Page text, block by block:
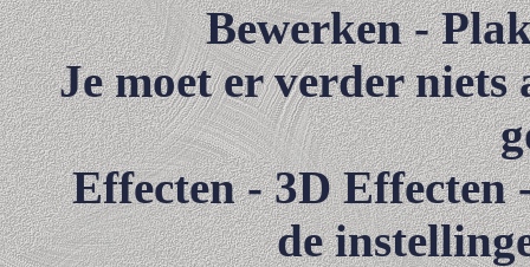
Bewerken -
Je moet er verder
Effecten - 3D
de